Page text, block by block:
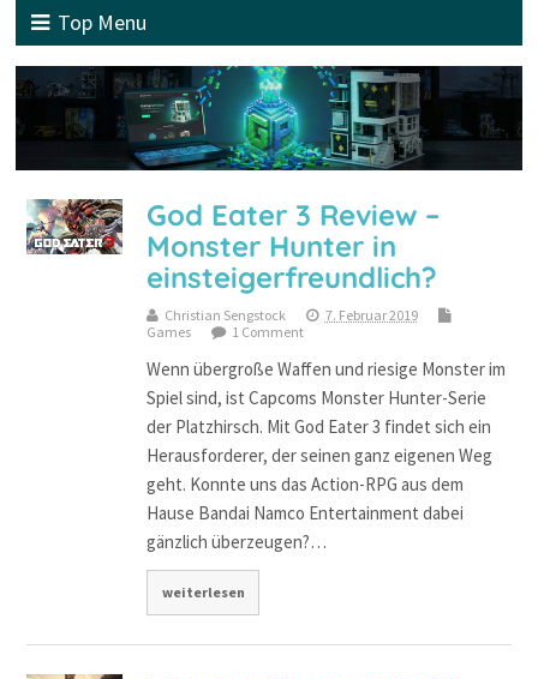
Top Menu
God Eater 3 Review –
Monster Hunter in
einsteigerfreundlich?
Christian Sengstock
7. Februar 2019
Games
1 Comment
Wenn übergroße Waffen und riesige Monster im
Spiel sind, ist Capcoms Monster Hunter-Serie
der Platzhirsch. Mit God Eater 3 findet sich ein
Herausforderer, der seinen ganz eigenen Weg
geht. Konnte uns das Action-RPG aus dem
Hause Bandai Namco Entertainment dabei
gänzlich überzeugen?…
weiterlesen